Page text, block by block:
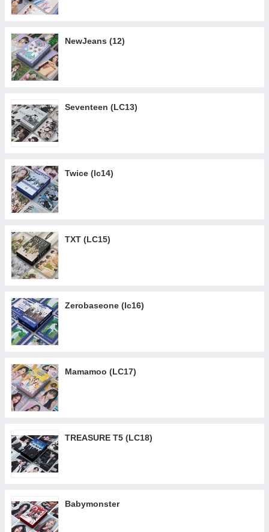
NewJeans (12)
Seventeen (LC13)
Twice (lc14)
TXT (LC15)
Zerobaseone (lc16)
Mamamoo (LC17)
TREASURE T5 (LC18)
Babymonster